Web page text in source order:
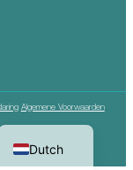
Algemene Voorwaarden
Dutch